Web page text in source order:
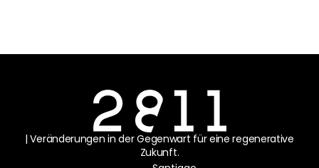
| Veränderungen in der Gegenwart für eine regenerative
Zukunft.